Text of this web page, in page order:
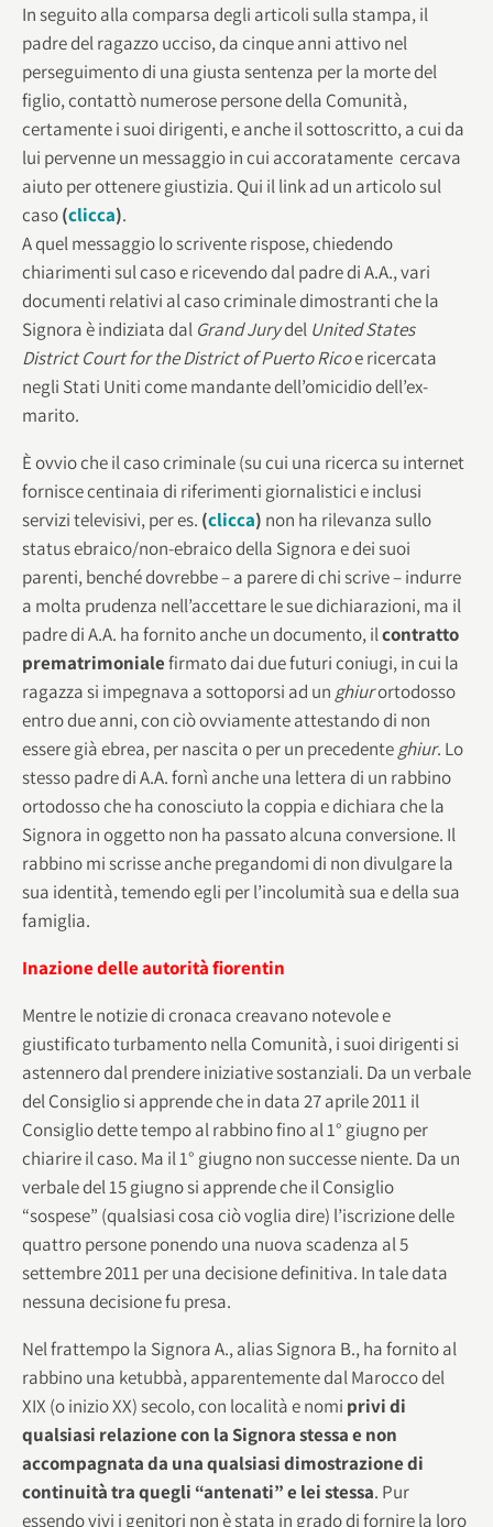
In seguito alla comparsa degli articoli sulla stampa, il
padre del ragazzo ucciso, da cinque anni attivo nel
perseguimento di una giusta sentenza per la morte del
figlio, contattò numerose persone della Comunità,
certamente i suoi dirigenti, e anche il sottoscritto, a cui da
lui pervenne un messaggio in cui accoratamente cercava
aiuto per ottenere giustizia. Qui il link ad un articolo sul
caso(clicca).
A quel messaggio lo scrivente rispose, chiedendo
chiarimenti sul caso e ricevendo dal padre di A.A., vari
documenti relativi al caso criminale dimostranti che la
Signora è indiziata dal Grand Jurydel United States
District Court for the District of Puerto Ricoe ricercata
negli Stati Uniti come mandante dell’omicidio dell’ex-
marito.
È ovvio che il caso criminale (su cui una ricerca su internet
fornisce centinaia di riferimenti giornalistici e inclusi
servizi televisivi, per es. (clicca) non ha rilevanza sullo
status ebraico/non-ebraico della Signora e dei suoi
parenti, benché dovrebbe – a parere di chi scrive – indurre
a molta prudenza nell’accettare le sue dichiarazioni, ma il
padre di A.A. ha fornito anche un documento, ilcontratto
prematrimonialefirmato dai due futuri coniugi, in cui la
ragazza si impegnava a sottoporsi ad un ghiurortodosso
entro due anni, con ciò ovviamente attestando di non
essere già ebrea, per nascita o per un precedenteghiur. Lo
stesso padre di A.A. fornì anche una lettera di un rabbino
ortodosso che ha conosciuto la coppia e dichiara che la
Signora in oggetto non ha passato alcuna conversione. Il
rabbino mi scrisse anche pregandomi di non divulgare la
sua identità, temendo egli per l’incolumità sua e della sua
famiglia.
Inazione delle autorità fiorentin
Mentre le notizie di cronaca creavano notevole e
giustificato turbamento nella Comunità, i suoi dirigenti si
astennero dal prendere iniziative sostanziali. Da un verbale
del Consiglio si apprende che in data 27 aprile 2011 il
Consiglio dette tempo al rabbino fino al 1° giugno per
chiarire il caso. Ma il 1° giugno non successe niente. Da un
verbale del 15 giugno si apprende che il Consiglio
“sospese” (qualsiasi cosa ciò voglia dire) l’iscrizione delle
quattro persone ponendo una nuova scadenza al 5
settembre 2011 per una decisione definitiva. In tale data
nessuna decisione fu presa.
Nel frattempo la Signora A., alias Signora B., ha fornito al
rabbino una ketubbà, apparentemente dal Marocco del
XIX (o inizio XX) secolo, con località e nomi privi di
qualsiasi relazione con la Signora stessa e non
accompagnata da una qualsiasi dimostrazione di
continuità tra quegli “antenati” e lei stessa. Pur
essendo vivi i genitori non è stata in grado di fornire la loro